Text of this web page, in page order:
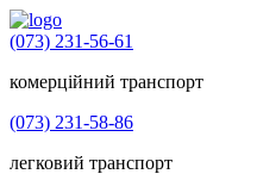
(073) 231-56-61
комерційний транспорт
(073) 231-58-86
легковий транспорт